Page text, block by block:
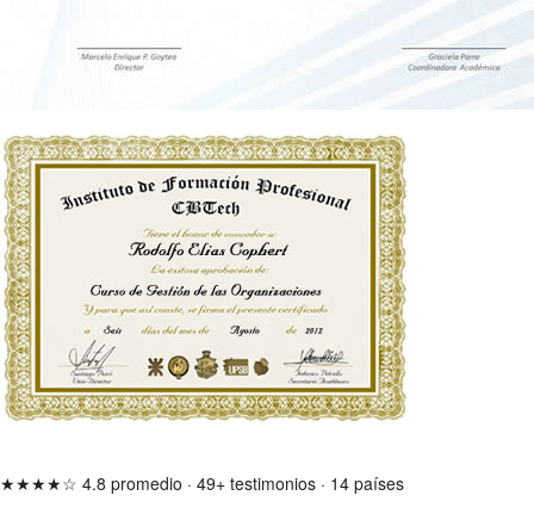
★★★★☆ 4.8 promedio · 49+ testimonios · 14 países